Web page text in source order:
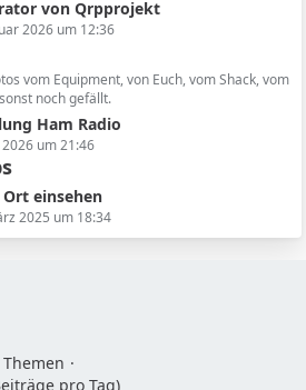
von Qrpprojekt
2026 um 12:36
vom Equipment, von Euch, vom Shack, vom
noch gefällt.
Ham Radio
2026 um 21:46
einsehen
2025 um 18:34
Themen
pro Tag)